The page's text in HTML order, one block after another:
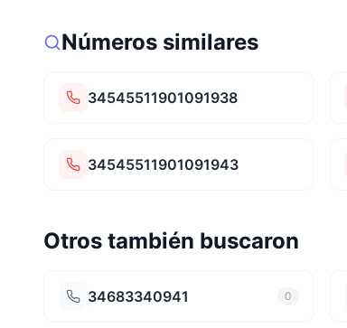
Números similares
34545511901091938
34545511901091943
Otros también buscaron
34683340941 0